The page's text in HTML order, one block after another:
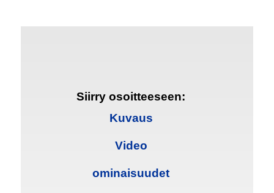
Siirry osoitteeseen:
Kuvaus
Video
ominaisuudet